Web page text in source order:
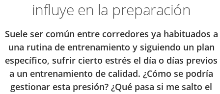
influye en la preparación
Suele ser común entre corredores ya habituados a
una rutina de entrenamiento y siguiendo un plan
específico, sufrir cierto estrés el día o días previos
a un entrenamiento de calidad. ¿Cómo se podría
gestionar esta presión? ¿Qué pasa si me salto el